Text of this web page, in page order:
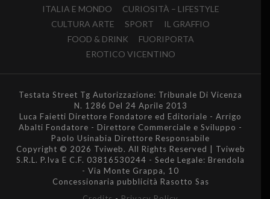
ITALIA E MONDO
CURIOSITÀ – LIFESTYLE
CULTURA ARTE
SPORT
IL GRAFFIO
FOOD & DRINK
FUORIPORTA
EROTICO VICENTINO
Testata Street Tg Autorizzazione: Tribunale Di Vicenza
N. 1286 Del 24 Aprile 2013
Luca Faietti Direttore Fondatore ed Editoriale - Arrigo
Abalti Fondatore - Direttore Commerciale e Sviluppo -
Paolo Usinabia Direttore Responsabile
Copyright © 2026 Tviweb. All Rights Reserved | Tviweb
S.R.L. P.Iva E C.F. 03816530244 - Sede Legale: Brendola
- Via Monte Grappa, 10
Concessionaria pubblicità Rasotto Sas